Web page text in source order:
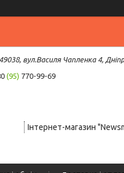
вул.Василя Чапленка 4,
(95) 770-99-69
Інтернет-магазин